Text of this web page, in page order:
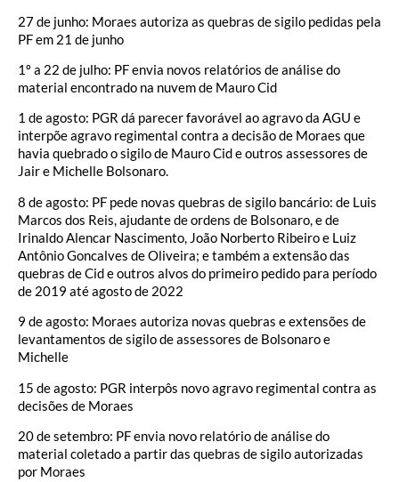
27 de junho: Moraes autoriza as quebras de sigilo pedidas pela
PF em 21 de junho
1º a 22 de julho: PF envia novos relatórios de análise do
material encontrado na nuvem de Mauro Cid
1 de agosto: PGR dá parecer favorável ao agravo da AGU e
interpõe agravo regimental contra a decisão de Moraes que
havia quebrado o sigilo de Mauro Cid e outros assessores de
Jair e Michelle Bolsonaro.
8 de agosto: PF pede novas quebras de sigilo bancário: de Luis
Marcos dos Reis, ajudante de ordens de Bolsonaro, e de
Irinaldo Alencar Nascimento, João Norberto Ribeiro e Luiz
Antônio Goncalves de Oliveira; e também a extensão das
quebras de Cid e outros alvos do primeiro pedido para período
de 2019 até agosto de 2022
9 de agosto: Moraes autoriza novas quebras e extensões de
levantamentos de sigilo de assessores de Bolsonaro e
Michelle
15 de agosto: PGR interpôs novo agravo regimental contra as
decisões de Moraes
20 de setembro: PF envia novo relatório de análise do
material coletado a partir das quebras de sigilo autorizadas
por Moraes